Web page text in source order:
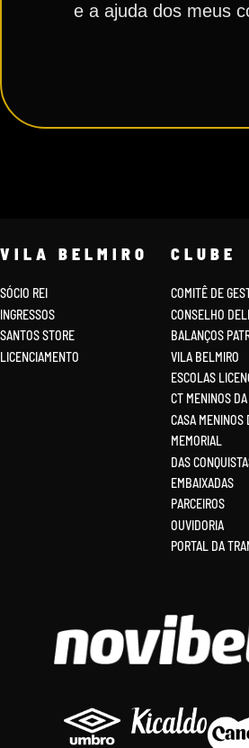
e a ajuda dos meus
VILA BELMIRO
SÓCIO REI
INGRESSOS
SANTOS STORE
LICENCIAMENTO
CLUBE
COMITÊ DE
CONSELHO
BALANÇOS
VILA BELMIRO
ESCOLAS
CT MENINOS
CASA MENINOS
MEMORIAL
DAS
EMBAIXADAS
PARCEIROS
OUVIDORIA
PORTAL DA